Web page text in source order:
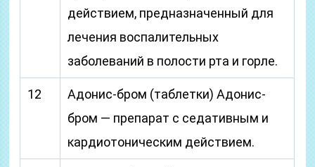
действием, предназначенный для
лечения воспалительных
заболеваний в полости рта и горле.
12
Адонис-бром (таблетки) Адонис-
бром — препарат с седативным и
кардиотоническим действием.